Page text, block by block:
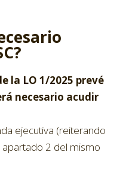
la LO 1/2025 prevé
necesario acudir
ejecutiva (reiterando
2 del mismo